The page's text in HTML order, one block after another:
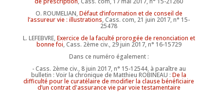
O. ROUMELIAN,Défaut d’information et de conseil de
l’assureur vie : illustrations, Cass. com, 21 juin 2017, n° 15-
25478
L. LEFEBVRE,Exercice de la faculté prorogée de renonciation et
bonne foi, Cass. 2ème civ., 29 juin 2017, n° 16-15729
Dans ce numéro également :
- Cass. 2ème civ., 8 juin 2017, n° 15-12544, à paraître au
bulletin : Voir la chronique de Matthieu ROBINEAU :De la
difficulté pour le curatélaire de modifier la clause bénéficiaire
d’un contrat d'assurance vie par voie testamentaire